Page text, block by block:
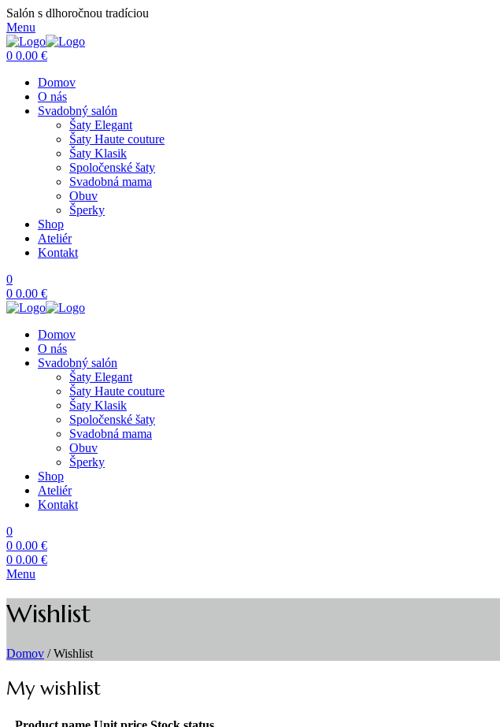
Salón s dlhoročnou tradíciou
Menu
0 0.00 €
Domov
O nás
Svadobný salón
Šaty Elegant
Šaty Haute couture
Šaty Klasik
Spoločenské šaty
Svadobná mama
Obuv
Šperky
Shop
Ateliér
Kontakt
0
0 0.00 €
Domov
O nás
Svadobný salón
Šaty Elegant
Šaty Haute couture
Šaty Klasik
Spoločenské šaty
Svadobná mama
Obuv
Šperky
Shop
Ateliér
Kontakt
0
0 0.00 €
0 0.00 €
Menu
Wishlist
Domov /Wishlist
My wishlist